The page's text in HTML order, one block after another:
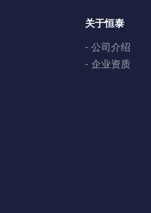
关于恒泰
- 公司介绍
- 企业资质